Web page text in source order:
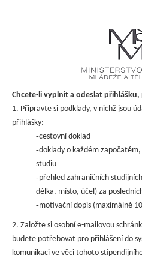
Chcete-li vyplnit a odeslat
1. Připravte si podklady, v nichž jsou
přihlášky:
-cestovní doklad
-doklady o každém
studiu
-přehled zahraničních
délka, místo, účel) za
-motivační dopis (maximálně
2. Založte si osobní e-mailovou
budete potřebovat pro přihlášení do
komunikaci ve věci tohoto